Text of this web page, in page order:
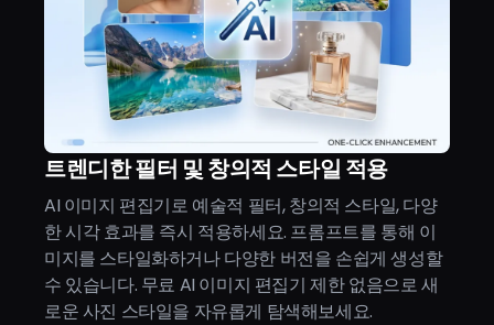
트렌디한 필터 및 창의적 스타일 적용
AI 이미지 편집기로 예술적 필터, 창의적 스타일, 다양
한 시각 효과를 즉시 적용하세요. 프롬프트를 통해 이
미지를 스타일화하거나 다양한 버전을 손쉽게 생성할
수 있습니다. 무료 AI 이미지 편집기 제한 없음으로 새
로운 사진 스타일을 자유롭게 탐색해보세요.